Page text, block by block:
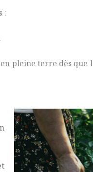
:
pleine terre dès que